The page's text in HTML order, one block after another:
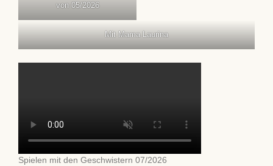
von 05/2026
Mit Mama Laurina
Spielen mit den Geschwistern 07/2026